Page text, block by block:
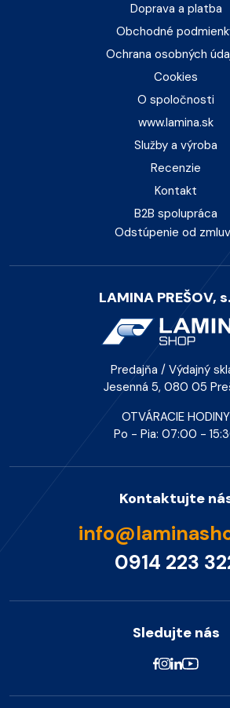
Doprava a platba
Obchodné
Ochrana osobných
Cookies
O spoločnosti
www.lamina.sk
Služby a výroba
Recenzie
Kontakt
B2B spolupráca
Odstúpenie od
LAMINA PREŠOV,
Predajňa / Výdajný
Jesenná 5, 080 05
OTVÁRACIE HODINY
Po - Pia: 07:00 -
Kontaktujte
0914 223
Sledujte nás